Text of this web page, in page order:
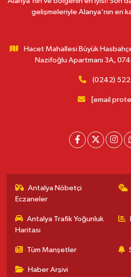
gelişmeleriyle Alanya'nın en
Hacet Mahallesi Büyük
Nazifoğlu Apartmanı 3A,
(0242) 522
[email
Antalya Nöbetçi
Eczaneler
Antalya Trafik Yoğunluk
Haritası
Tüm Manşetler
Haber Arşivi